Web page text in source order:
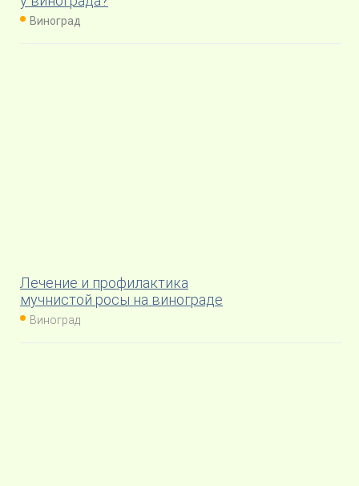
Виноград
Лечение и профилактика
мучнистой росы на винограде
Виноград